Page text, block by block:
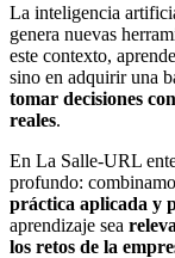
La inteligencia
genera nuevas
este contexto,
sino en adquirir una
tomar decisiones
reales.
En La Salle-URL
profundo:
práctica aplicada y
aprendizaje sea
los retos de la